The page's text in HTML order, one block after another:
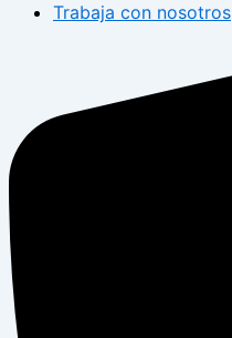
Trabaja con nosotros